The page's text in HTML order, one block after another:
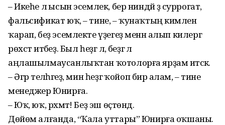
– Икеһе лә ысын эсемлек, бер ниндәй ҙә суррогат,
фальсификат юҡ, – тине, – ҡунаҡтың кимәленә
ҡарап, беҙ эсемлекте үҙегеҙ менән алып килергә
рөхсәт итәбеҙ. Был һеҙгә лә, беҙгә лә
аңлашылмаусанлыҡтан ҡотолорға ярҙам итәсәк.
– Әгәр теләһәгеҙ, мин һеҙгә ҡойоп бирә алам, – тине
менеджер Юнирға.
– Юҡ, юҡ, рәхмәт! Беҙ эш өҫтөндә.
Дөйөм алғанда, “Ҡала уттары” Юнирға оҡшаны.